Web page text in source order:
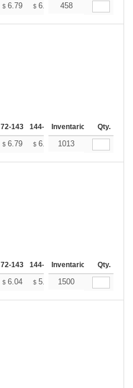
$ 6.79 $ 6.67 $6.61
458
72-143 144-287 288 + Más
Inventario Qty.
$ 6.79 $ 6.67 $6.61
1013
72-143 144-287 288 + Más
Inventario Qty.
$ 6.04 $ 5.94 $5.89
1500